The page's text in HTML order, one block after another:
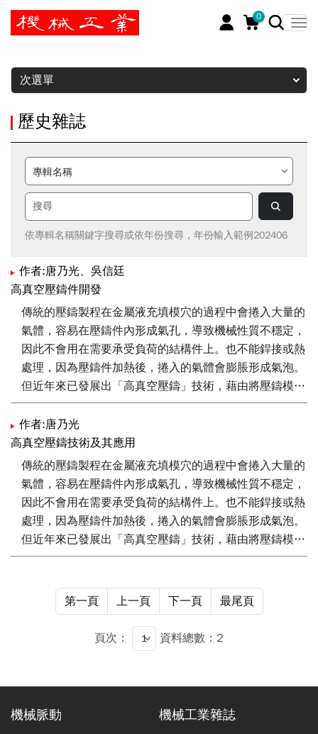
0
暫停
次選單
歷史雜誌
依專輯名稱關鍵字搜尋或依年份搜尋，年份輸入範例202406
作者:唐乃光、吳信廷
高真空壓鑄件開發
傳統的壓鑄製程在金屬液充填模穴的過程中會捲入大量的
氣體，容易在壓鑄件內形成氣孔，導致機械性質不穩定，
因此不會用在需要承受負荷的結構件上。也不能銲接或熱
處理，因為壓鑄件加熱後，捲入的氣體會膨脹形成氣泡。
但近年來已發展出「高真空壓鑄」技術，藉由將壓鑄模穴
內的空氣抽走，使壓鑄件的含氣量低於5 cc/100 g Al，
不僅使壓鑄件的機械性質穩定，並且可以銲接與熱處理。
本文以雪地摩托車零件為例，介紹高真空壓鑄件的開發過
程。包括高真空壓鑄方案設計、澆流道設計與模流分析、
壓鑄機設定與試模結果。
作者:唐乃光
高真空壓鑄技術及其應用
傳統的壓鑄製程在金屬液充填模穴的過程中會捲入大量的
氣體，容易在壓鑄件內形成氣孔，導致機械性質不穩定，
因此不會用在需要承受負荷的結構件上。也不能銲接或熱
處理，因為壓鑄件加熱後，捲入的氣體會膨脹形成氣泡。
但近年來已發展出「高真空壓鑄」技術，藉由將壓鑄模穴
內的空氣抽走，使壓鑄件的含氣量低於5 cc/100g Al，不
前國際汽機車大廠已將此技術用在其商業化的車種。本文
將說明高真空壓鑄技術之內容，以及目前在汽機車上的一
第一頁 上一頁 下一頁 最尾頁
頁次： 資料總數：2
機械脈動 機械工業雜誌